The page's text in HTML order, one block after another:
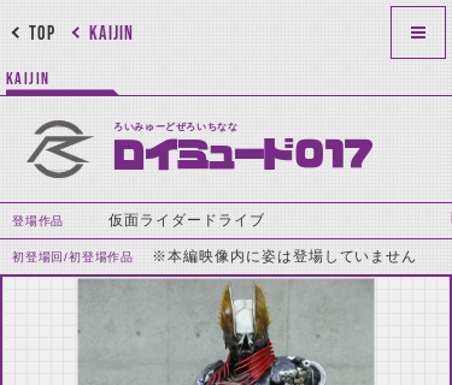
KAIJIN
TOP
KAIJIN
ろいみゅーどぜろいちなな
ロイミュード017
登場作品 仮面ライダードライブ
初登場回/初登場作品 ※本編映像内に姿は登場していません